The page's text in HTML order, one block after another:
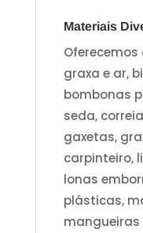
Materiais
graxa e ar,
bombonas
seda,
gaxetas,
carpinteiro,
lonas
plásticas,